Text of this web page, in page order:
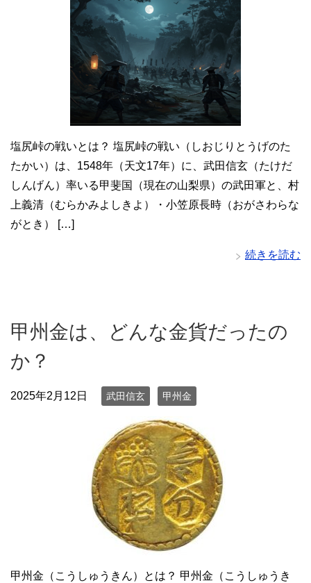
塩尻峠の戦いとは？ 塩尻峠の戦い（しおじりとうげのた
たかい）は、1548年（天文17年）に、武田信玄（たけだ
しんげん）率いる甲斐国（現在の山梨県）の武田軍と、村
上義清（むらかみよしきよ）・小笠原長時（おがさわらな
がとき） […]
続きを読む
甲州金は、どんな金貨だったの
か？
2025年2月12日 武田信玄 甲州金
甲州金（こうしゅうきん）とは？ 甲州金（こうしゅうき